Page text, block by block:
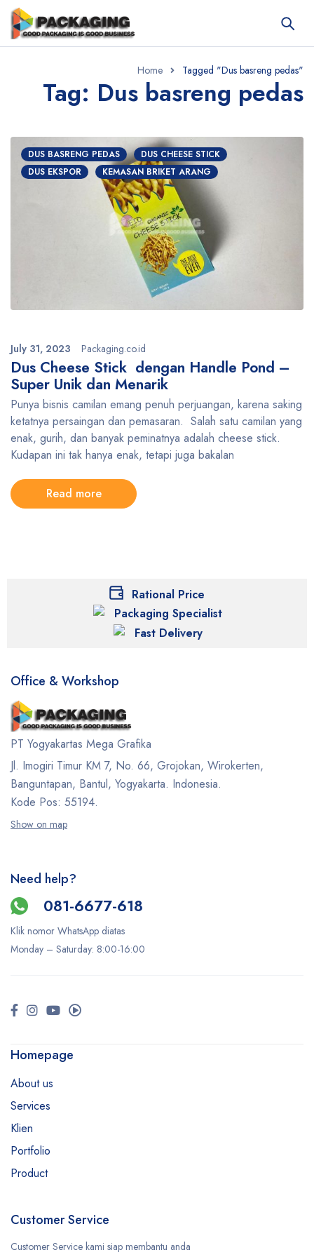
Home Tagged "Dus basreng pedas"
Tag: Dus basreng pedas
DUS BASRENG PEDAS
DUS CHEESE STICK
DUS EKSPOR
KEMASAN BRIKET ARANG
July 31, 2023 Packaging.co.id
Dus Cheese Stick dengan Handle Pond –
Super Unik dan Menarik
Punya bisnis camilan emang penuh perjuangan, karena saking
ketatnya persaingan dan pemasaran. Salah satu camilan yang
enak, gurih, dan banyak peminatnya adalah cheese stick.
Kudapan ini tak hanya enak, tetapi juga bakalan
Read more
Rational Price
Packaging Specialist
Fast Delivery
Office & Workshop
PT Yogyakartas Mega Grafika
Jl. Imogiri Timur KM 7, No. 66, Grojokan, Wirokerten,
Banguntapan, Bantul, Yogyakarta. Indonesia.
Kode Pos: 55194.
Show on map
Need help?
081-6677-618
Klik nomor WhatsApp diatas
Monday – Saturday: 8:00-16:00
Homepage
About us
Services
Klien
Portfolio
Product
Customer Service
Customer Service kami siap membantu anda